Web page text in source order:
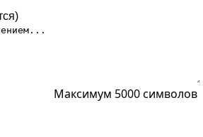
Максимум 5000 символов